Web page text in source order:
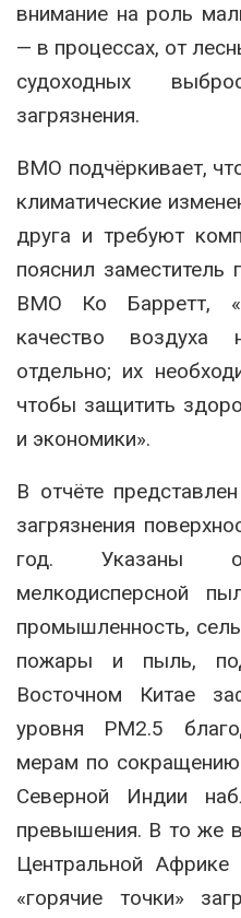
внимание на роль
— в процессах, от
судоходных
загрязнения.
ВМО подчёркивает,
климатические
друга и требуют
пояснил заместитель
ВМО Ко Барретт,
качество воздуха
отдельно; их
чтобы защитить
и экономики».
В отчёте
загрязнения
год. Указаны
мелкодисперсной
промышленность,
пожары и пыль,
Восточном Китае
уровня PM2.5
мерам по
Северной Индии
превышения. В то же
Центральной
«горячие точки»